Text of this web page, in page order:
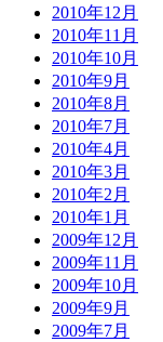
2010年12月
2010年11月
2010年10月
2010年9月
2010年8月
2010年7月
2010年4月
2010年3月
2010年2月
2010年1月
2009年12月
2009年11月
2009年10月
2009年9月
2009年7月